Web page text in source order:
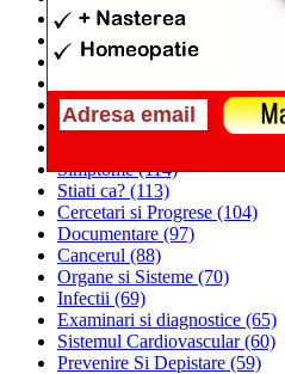
Medicina Naturista
Anatomie
(295)
Alimentatia(259)
Sanatatea si Preventia(170)
Interventii si Tratamente(167)
Simptome(114)
Stiati ca? (113)
Cercetari si Progrese (104)
Documentare (97)
Cancerul (88)
Organe si Sisteme (70)
Infectii (69)
Examinari si diagnostice (65)
Sistemul Cardiovascular(60)
Prevenire Si Depistare (59)